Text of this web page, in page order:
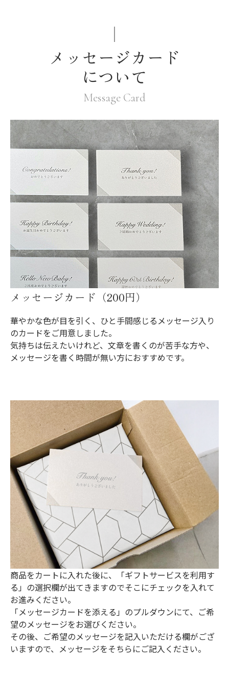
メッセージカード
について
Message Card
メッセージカード（200円）
華やかな色が目を引く、ひと手間感じるメッセージ入り
のカードをご用意しました。
気持ちは伝えたいけれど、文章を書くのが苦手な方や、
メッセージを書く時間が無い方におすすめです。
商品をカートに入れた後に、「ギフトサービスを利用す
る」の選択欄が出てきますのでそこにチェックを入れて
お進みください。
「メッセージカードを添える」のプルダウンにて、ご希
望のメッセージをお選びください。
その後、ご希望のメッセージを記入いただける欄がござ
いますので、メッセージをそちらにご記入ください。